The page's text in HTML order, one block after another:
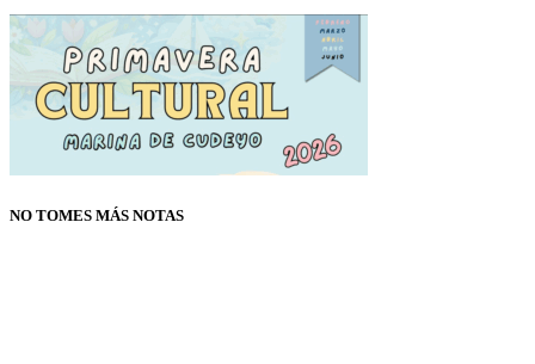
NO TOMES MÁS NOTAS